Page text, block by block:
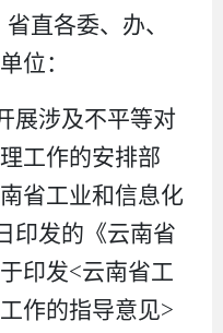
直各委、办、
位：
展涉及不平等对
工作的安排部
省工业和信息化
印发的《云南省
印发<云南省工
作的指导意见>